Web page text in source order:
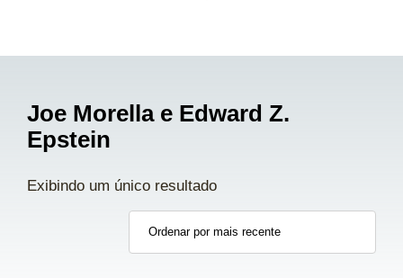
Joe Morella e Edward Z.
Epstein
Exibindo um único resultado